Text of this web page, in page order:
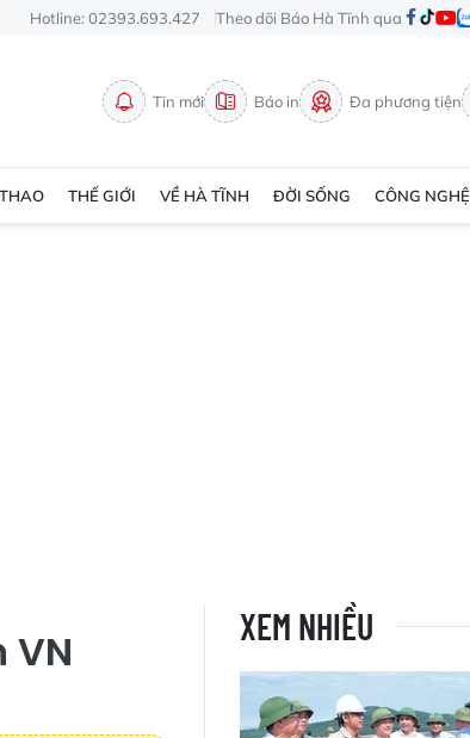
Hotline: 02393.693.427 Theo dõi Báo Hà Tĩnh qua
Tin mới Báo in Đa phương tiện
THẾ GIỚI VỀ HÀ TĨNH ĐỜI SỐNG CÔNG NGHỆ
VN
XEM NHIỀU